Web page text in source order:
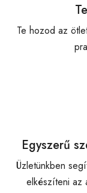
Te hozod az
Egyszerű
Üzletünkben
elkészíteni az